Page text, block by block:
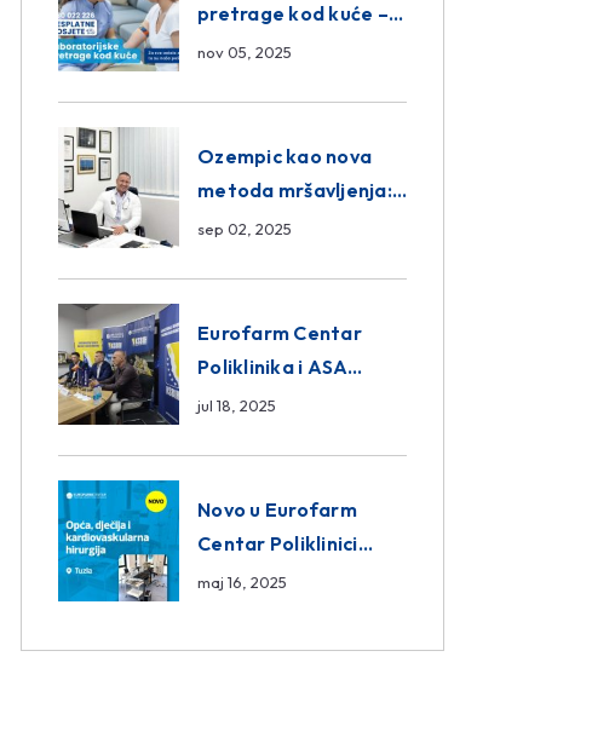
pretrage kod kuće –
novo u Eurofam
nov 05, 2025
Ozempic kao nova
metoda mršavljenja:
da ili ne?
sep 02, 2025
Eurofarm Centar
Poliklinika i ASA
CENTRAL osiguranje
BiH
jul 18, 2025
Novo u Eurofarm
Centar Poliklinici
Tuzla – opća, dječija i
hirurgija
maj 16, 2025